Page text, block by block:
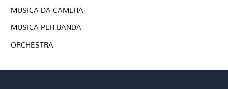
MUSICA DA CAMERA
MUSICA PER BANDA
ORCHESTRA